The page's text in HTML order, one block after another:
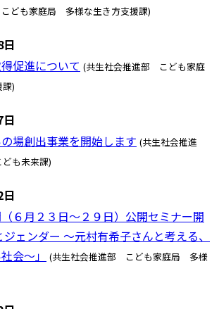
ども家庭局 多様な生き方支援課)
促進について (共生社会推進部 こども家庭
)
場創出事業を開始します (共生社会推進
も未来課)
６月２３日～２９日）公開セミナー開
ェンダー ～元村有希子さんと考える、
会～」
(共生社会推進部 こども家庭局 多様